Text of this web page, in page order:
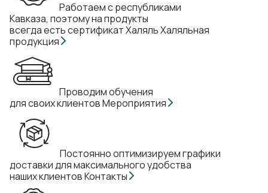
Работаем с республиками
Кавказа, поэтому на продукты
всегда есть сертификат ХаляльХаляльная
продукция
Проводим обучения
для своих клиентовМероприятия
Постоянно оптимизируем графики
доставки для максимального удобства
наших клиентовКонтакты